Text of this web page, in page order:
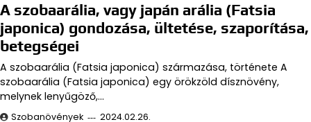
A szobaarália, vagy japán arália (Fatsia
japonica) gondozása, ültetése, szaporítása,
betegségei
A szobaarália (Fatsia japonica) származása, története A
szobaarália (Fatsia japonica) egy örökzöld dísznövény,
melynek lenyűgöző,…
Szobanövények 2024.02.26.